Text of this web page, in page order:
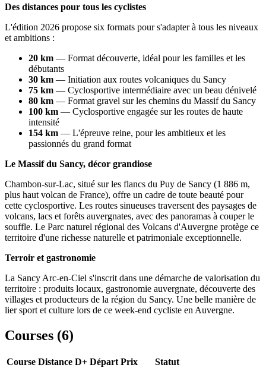
Des distances pour tous les cyclistes
L'édition 2026 propose six formats pour s'adapter à tous les niveaux
et ambitions :
20 km — Format découverte, idéal pour les familles et les
débutants
30 km — Initiation aux routes volcaniques du Sancy
75 km — Cyclosportive intermédiaire avec un beau dénivelé
80 km — Format gravel sur les chemins du Massif du Sancy
100 km — Cyclosportive engagée sur les routes de haute
intensité
154 km — L'épreuve reine, pour les ambitieux et les
passionnés du grand format
Le Massif du Sancy, décor grandiose
Chambon-sur-Lac, situé sur les flancs du Puy de Sancy (1 886 m,
plus haut volcan de France), offre un cadre de toute beauté pour
cette cyclosportive. Les routes sinueuses traversent des paysages de
volcans, lacs et forêts auvergnates, avec des panoramas à couper le
souffle. Le Parc naturel régional des Volcans d'Auvergne protège ce
territoire d'une richesse naturelle et patrimoniale exceptionnelle.
Terroir et gastronomie
La Sancy Arc-en-Ciel s'inscrit dans une démarche de valorisation du
territoire : produits locaux, gastronomie auvergnate, découverte des
villages et producteurs de la région du Sancy. Une belle manière de
lier sport et culture lors de ce week-end cycliste en Auvergne.
Courses (6)
Course Distance D+ Départ Prix
Statut